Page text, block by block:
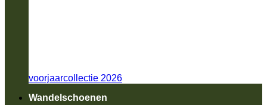
voorjaarcollectie 2026
Wandelschoenen